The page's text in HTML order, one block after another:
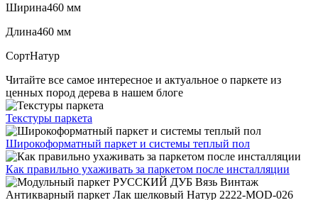
Ширина460 мм
Длина460 мм
СортНатур
Читайте все самое интересное и актуальное о паркете из
ценных пород дерева в нашем блоге
Текстуры паркета
Широкоформатный паркет и системы теплый пол
Как правильно ухаживать за паркетом после инсталляции